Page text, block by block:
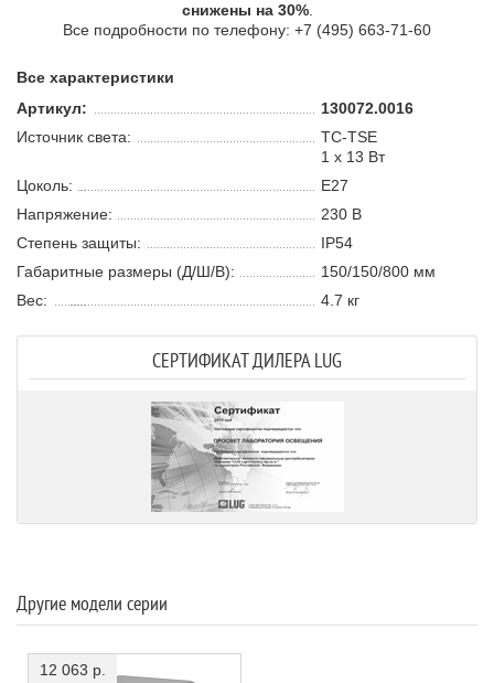
снижены на 30%.
Все подробности по телефону: +7 (495) 663-71-60
Все характеристики
Артикул:
130072.0016
Источник света:
TC-TSE
1 х 13 Вт
Цоколь:
E27
Напряжение:
230 В
Степень защиты:
IP54
Габаритные размеры (Д/Ш/В):
150/150/800 мм
Вес:
4.7 кг
СЕРТИФИКАТ ДИЛЕРА LUG
Другие модели серии
12 063 р.